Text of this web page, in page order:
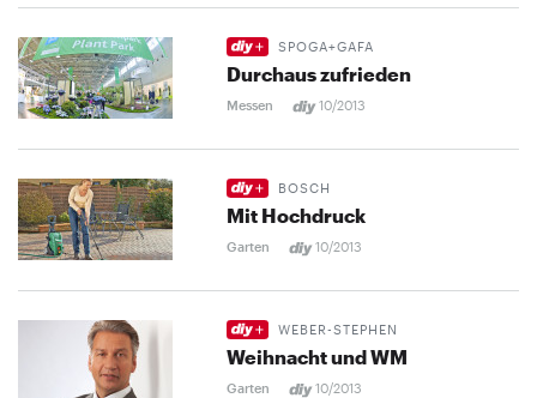
SPOGA+GAFA
Durchaus zufrieden
Messen 10/2013
BOSCH
Mit Hochdruck
Garten 10/2013
WEBER-STEPHEN
Weihnacht und WM
Garten 10/2013